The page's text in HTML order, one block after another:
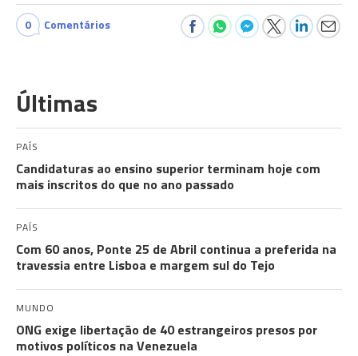
0 Comentários
Últimas
PAÍS
Candidaturas ao ensino superior terminam hoje com
mais inscritos do que no ano passado
PAÍS
Com 60 anos, Ponte 25 de Abril continua a preferida na
travessia entre Lisboa e margem sul do Tejo
MUNDO
ONG exige libertação de 40 estrangeiros presos por
motivos políticos na Venezuela